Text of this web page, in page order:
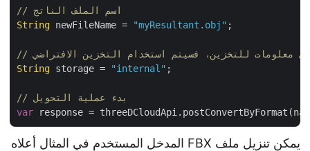
// اسم الملف الناتج
String newFileName = "myResultant.obj"
معلومات للتخزين، فسيتم استخدام التخزين الافتراضي
String storage = "internal"
// بدء عملية التحويل
var response =
يمكن تنزيل ملف FBX المدخل المستخدم في المثال أعلاه